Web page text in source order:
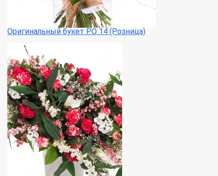
Оригинальный букет РО 14 (Розница)